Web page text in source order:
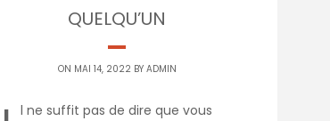
QUELQU’UN
ON MAI 14, 2022 BY ADMIN
l ne suffit pas de dire que vous